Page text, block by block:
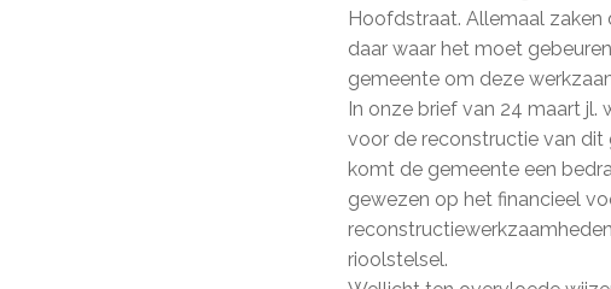
Hoofdstraat. Allemaal
daar waar het moet
gemeente om deze
In onze brief van 24 maart
voor de reconstructie van
komt de gemeente een
gewezen op het financieel
rioolstelsel.